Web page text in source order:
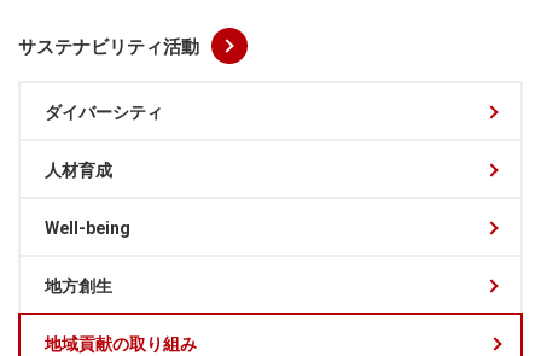
サステナビリティ活動
ダイバーシティ
人材育成
Well-being
地方創生
地域貢献の取り組み